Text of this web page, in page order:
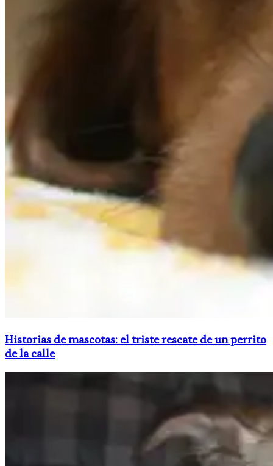
Historias de mascotas: el triste rescate de un perrito
de la calle